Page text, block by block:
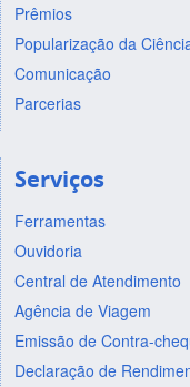
Prêmios
Popularização da
Comunicação
Parcerias
Serviços
Ferramentas
Ouvidoria
Central de Atendimento
Agência de Viagem
Emissão de Contra-
Declaração de